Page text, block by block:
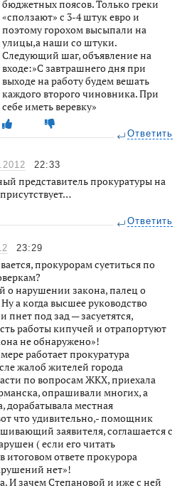
бюджетных поясов. Только греки
«сползают» с 3-4 штук евро и
поэтому горохом высыпали на
улицы,а наши со штуки.
Следующий шаг, объявление на
входе:»С завтрашнего дня при
выходе на работу будем вешать
каждого второго чиновника. При
себе иметь веревку»
Ответить
22:33
представитель прокуратуры на
Ответить
23:29
прокурорам суетиться по
о нарушении закона, палец о
а когда высшее руководство
пнет под зад — засуетятся,
работы кипучей и отрапортуют
не обнаружено»!
работает прокуратура
жалоб жителей города
по вопросам ЖКХ, приехала
опрашивали многих, а
дорабатывала местная
что удивительно,- помощник
заявителя, соглашается с
( если его читать
итоговом ответе прокурора
нет»!
И зачем Степановой и иже с ней